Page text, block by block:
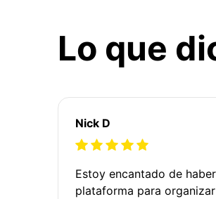
Lo que
Nick D
Estoy encantado de
plataforma para